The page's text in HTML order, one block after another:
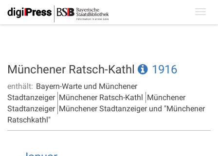
Münchener Ratsch-Kathl 1916
enthält: Bayern-Warte und Münchener
Stadtanzeiger Münchener Ratsch-Kathl Münchener
Stadtanzeiger Münchener Stadtanzeiger und "Münchener
Ratschkathl"